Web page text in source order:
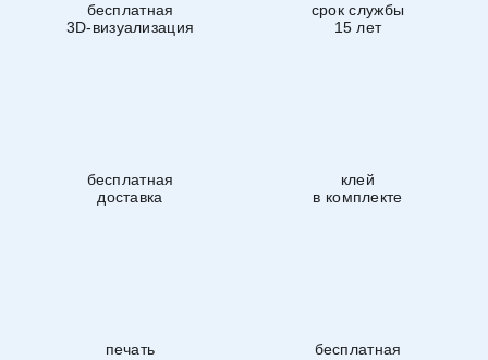
бесплатная
3D-визуализация
срок службы
15 лет
бесплатная
доставка
клей
в комплекте
печать
бесплатная